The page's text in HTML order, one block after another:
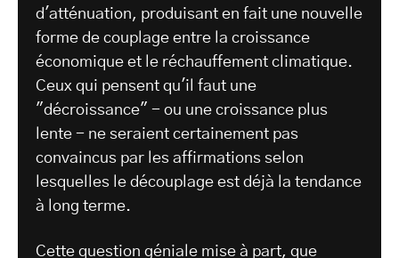
d'atténuation, produisant en fait une nouvelle
forme de couplage entre la croissance
économique et le réchauffement climatique.
Ceux qui pensent qu'il faut une
"décroissance" - ou une croissance plus
lente - ne seraient certainement pas
convaincus par les affirmations selon
lesquelles le découplage est déjà la tendance
à long terme.
Cette question géniale mise à part, que